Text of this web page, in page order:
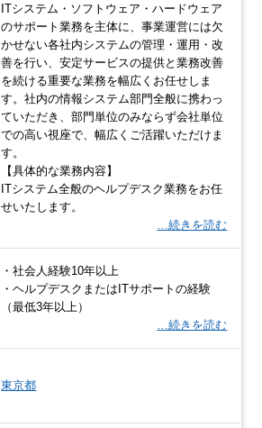
ITシステム・ソフトウェア・ハードウェア
のサポート業務を主体に、事業運営には欠
かせない各社内システムの管理・運用・改
善を行い、安定サービスの提供と業務改善
を続ける重要な業務を幅広くお任せしま
す。社内の情報システム部門全般に携わっ
ていただき、部門単位のみならず会社単位
での高い視座で、幅広くご活躍いただけま
す。
【具体的な業務内容】
ITシステム全般のヘルプデスク業務をお任
せいたします。
…続きを読む
・社会人経験10年以上
・ヘルプデスクまたはITサポートの経験
（最低3年以上）
…続きを読む
東京都